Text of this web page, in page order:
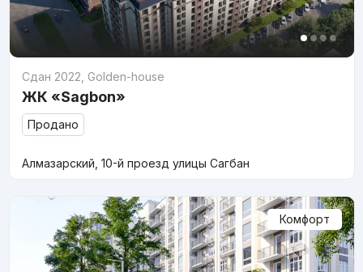
Сдан 2022 Golden-house
ЖК «Sagbon»
Продано
Алмазарский, 10-й проезд улицы Сагбан
Комфорт